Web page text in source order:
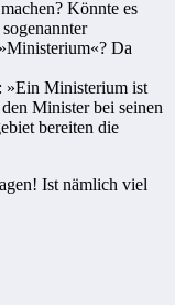
Könnte es
Da
»Ein Ministerium ist
Minister bei seinen
bereiten die
Ist nämlich viel